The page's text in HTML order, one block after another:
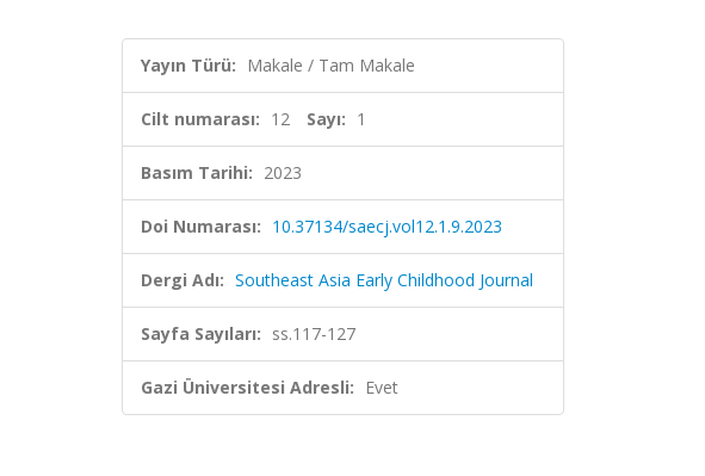
Yayın Türü: Makale / Tam Makale
Cilt numarası: 12 Sayı: 1
Basım Tarihi: 2023
Doi Numarası: 10.37134/saecj.vol12.1.9.2023
Dergi Adı: Southeast Asia Early Childhood Journal
Sayfa Sayıları: ss.117-127
Gazi Üniversitesi Adresli: Evet